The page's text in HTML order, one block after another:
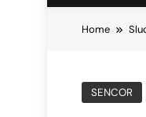
Home
SENCOR